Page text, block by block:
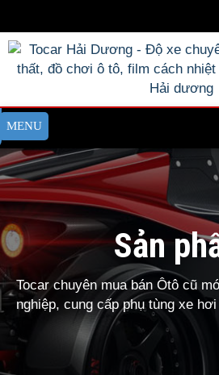
Sản
Tocar chuyên mua bán Ôtô cũ
nghiệp, cung cấp phụ tùng xe